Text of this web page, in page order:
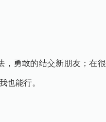
，勇敢的结交新朋友；在很
也能行。